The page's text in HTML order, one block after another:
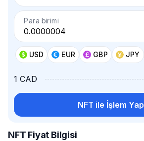
Para birimi
USD EUR GBP JPY
1 CAD
NFT ile İşlem Yap
NFT Fiyat Bilgisi